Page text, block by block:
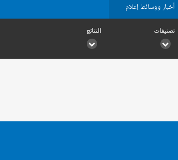
أخبار ووسائط إعلام
تصنيفات النتائج